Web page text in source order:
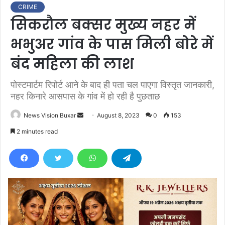
CRIME
सिकरौल बक्सर मुख्य नहर में
भभुअर गांव के पास मिली बोरे में
बंद महिला की लाश
पोस्टमार्टम रिपोर्ट आने के बाद ही पता चल पाएगा विस्तृत जानकारी,
नहर किनारे आसपास के गांव में हो रही है पुछताछ
News Vision Buxar
d
e
m
a
August 8, 2023 0 153
2 minutes read